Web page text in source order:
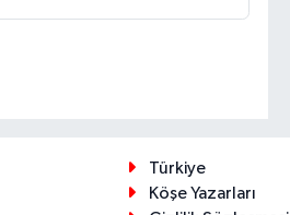
Türkiye
Köşe Yazarları